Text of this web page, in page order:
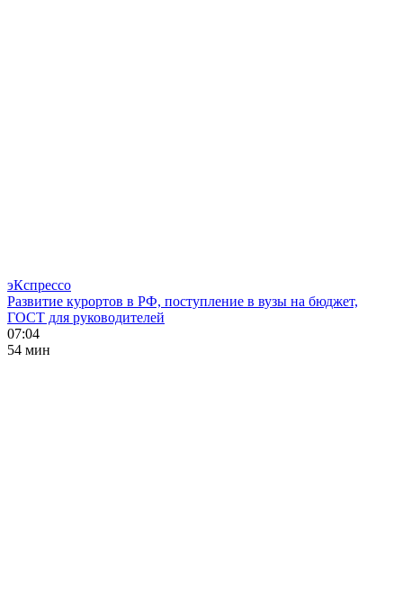
эКспрессо
Развитие курортов в РФ, поступление в вузы на бюджет,
ГОСТ для руководителей
07:04
54 мин